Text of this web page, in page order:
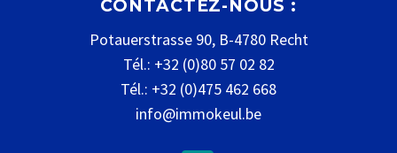
CONTACTEZ-NOUS :
Potauerstrasse 90, B-4780 Recht
Tél.: +32 (0)80 57 02 82
Tél.: +32 (0)475 462 668
info@immokeul.be